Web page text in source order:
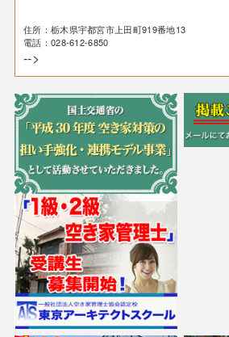
住所：栃木県宇都宮市上田町919番地13
電話：028-612-6850
-->